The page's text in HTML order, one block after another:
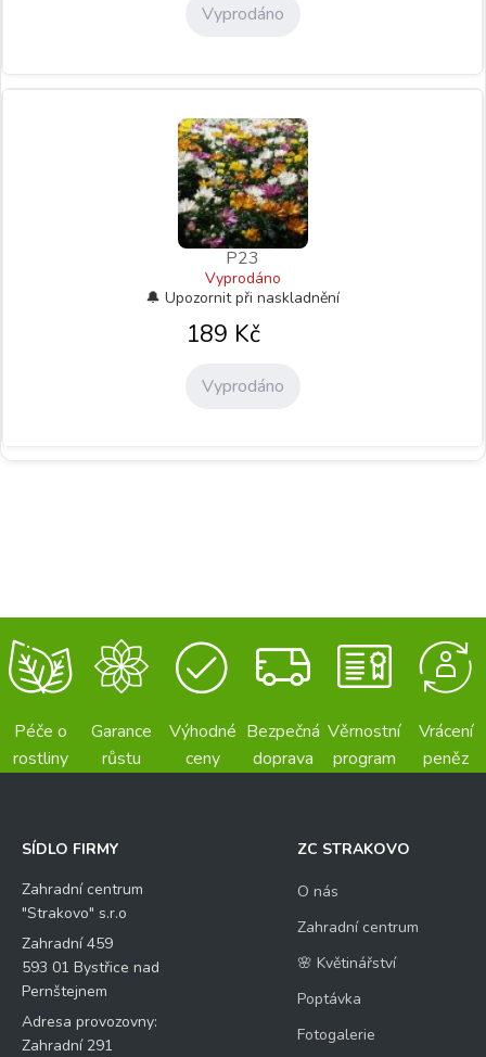
Vyprodáno
P23
Vyprodáno
189 Kč
Vyprodáno
Péče o
rostliny
Garance
růstu
Výhodné
ceny
Bezpečná
doprava
Věrnostní
program
Vrácení
peněz
SÍDLO FIRMY
Zahradní centrum
"Strakovo" s.r.o
Zahradní 459
593 01 Bystřice nad
Pernštejnem
Adresa provozovny:
Zahradní 291
ZC STRAKOVO
O nás
Zahradní centrum
🌸 Květinářství
Poptávka
Fotogalerie